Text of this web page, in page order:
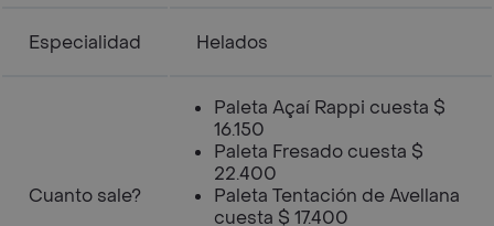
Especialidad Helados
Cuanto sale?
Paleta Açaí Rappi cuesta $
16.150
Paleta Fresado cuesta $
22.400
Paleta Tentación de Avellana
cuesta $ 17.400